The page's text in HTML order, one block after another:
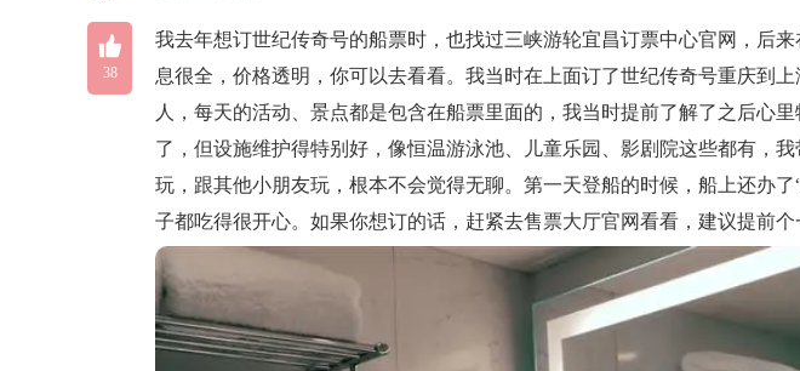

38
我去年想订世纪传奇号的船票时，也找过三峡游轮宜昌订票中心官网，后来
息很全，价格透明，你可以去看看。我当时在上面订了世纪传奇号重庆到
人，每天的活动、景点都是包含在船票里面的，我当时提前了解了之后心
了，但设施维护得特别好，像恒温游泳池、儿童乐园、影剧院这些都有，
玩，跟其他小朋友玩，根本不会觉得无聊。第一天登船的时候，船上还办
子都吃得很开心。如果你想订的话，赶紧去售票大厅官网看看，建议提前个